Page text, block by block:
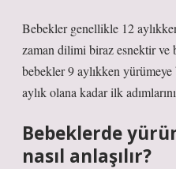
Bebekler genellikle 12
zaman dilimi biraz esnektir ve
bebekler 9 aylıkken
aylık olana kadar ilk
Bebeklerde
nasıl anlaşılır?